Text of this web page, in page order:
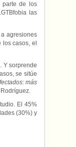
parte de los
las
agresiones
casos, el
Y sorprende
se sitúe
más
El 45%
(30%) y